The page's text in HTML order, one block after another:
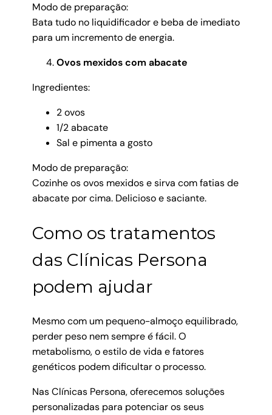
Modo de preparação:
Bata tudo no liquidificador e beba de imediato
para um incremento de energia.
Ovos mexidos com abacate
Ingredientes:
2 ovos
1/2 abacate
Sal e pimenta a gosto
Modo de preparação:
Cozinhe os ovos mexidos e sirva com fatias de
abacate por cima. Delicioso e saciante.
Como os tratamentos
das Clínicas Persona
podem ajudar
Mesmo com um pequeno-almoço equilibrado,
perder peso nem sempre é fácil. O
metabolismo, o estilo de vida e fatores
genéticos podem dificultar o processo.
Nas Clínicas Persona, oferecemos soluções
personalizadas para potenciar os seus